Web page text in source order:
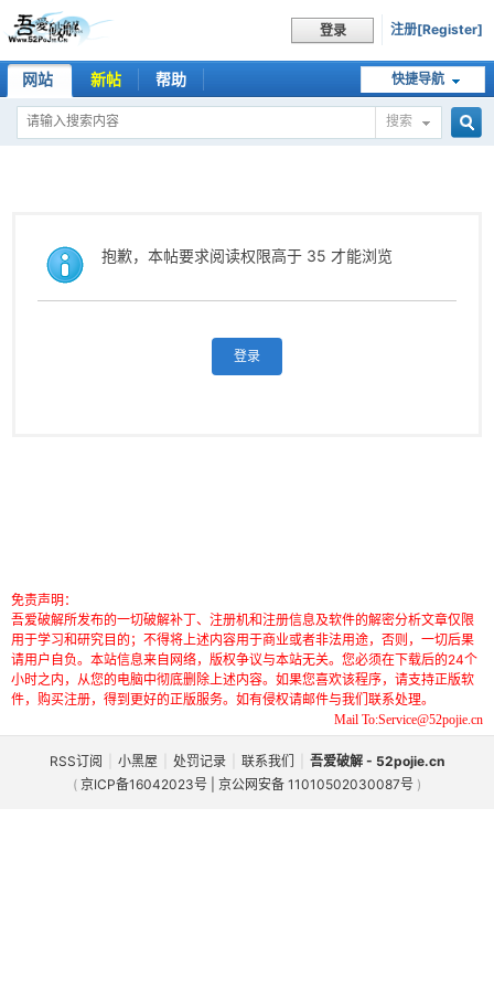
登录 注册[Register]
快捷导航
网站 新帖 帮助
搜索
抱歉，本帖要求阅读权限高于 35 才能浏览
登录
免责声明：
吾爱破解所发布的一切破解补丁、注册机和注册信息及软件的解密分析文章仅限
用于学习和研究目的；不得将上述内容用于商业或者非法用途，否则，一切后果
请用户自负。本站信息来自网络，版权争议与本站无关。您必须在下载后的24个
小时之内，从您的电脑中彻底删除上述内容。如果您喜欢该程序，请支持正版软
件，购买注册，得到更好的正版服务。如有侵权请邮件与我们联系处理。
Mail To:Service@52pojie.cn
RSS订阅 小黑屋 处罚记录 联系我们
吾爱破解 - 52pojie.cn
( 京ICP备16042023号 | 京公网安备 11010502030087号 )